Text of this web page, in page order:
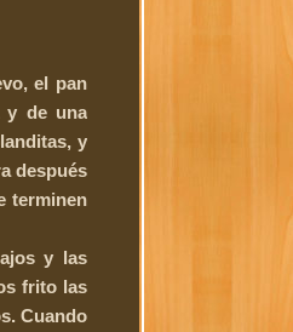
el pan
y de una
y
después
terminen
y las
frito las
Cuando